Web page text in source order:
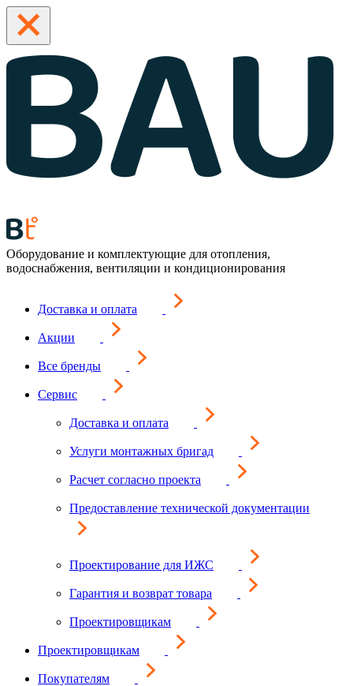
Оборудование и комплектующие для отопления,
водоснабжения, вентиляции и кондиционирования
Доставка и оплата
Акции
Все бренды
Сервис
Доставка и оплата
Услуги монтажных бригад
Расчет согласно проекта
Предоставление технической документации
Проектирование для ИЖС
Гарантия и возврат товара
Проектировщикам
Проектировщикам
Покупателям